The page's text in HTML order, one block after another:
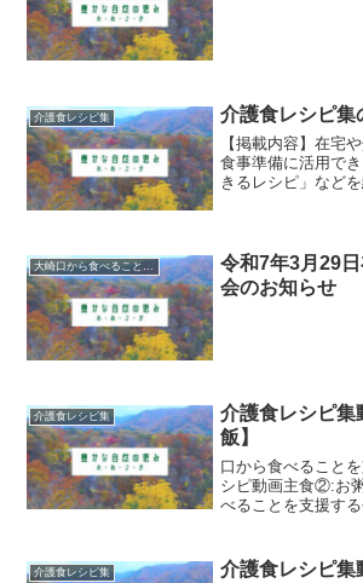
介護食レシピ集 介護食レシピ集
【掲載内容】在宅
食事準備に活用で
きるレシピ」など
ます。
大崎口から食べることを支援する会
令和7年3月29
会のお知らせ
介護食レシピ集
介護食レシピ集
飯】
口から食べること
シピ動画主食②:お
べることを支援す
コード3、コード4
介護食レシピ集
介護食レシピ集